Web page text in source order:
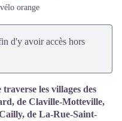
orange
d'y avoir accès hors
les villages des
de Claville-Motteville,
de La-Rue-Saint-